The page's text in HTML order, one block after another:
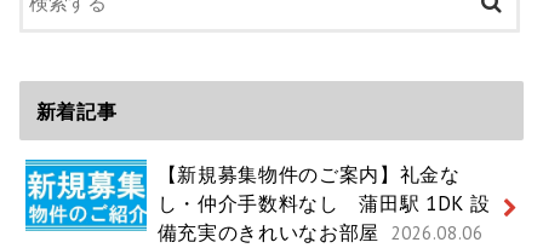
新着記事
【新規募集物件のご案内】礼金な
し・仲介手数料なし 蒲田駅 1DK 設
備充実のきれいなお部屋 2026.08.06